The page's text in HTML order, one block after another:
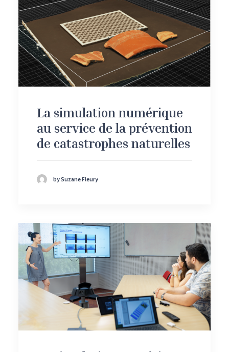
La simulation numérique
au service de la prévention
de catastrophes naturelles
by Suzane Fleury